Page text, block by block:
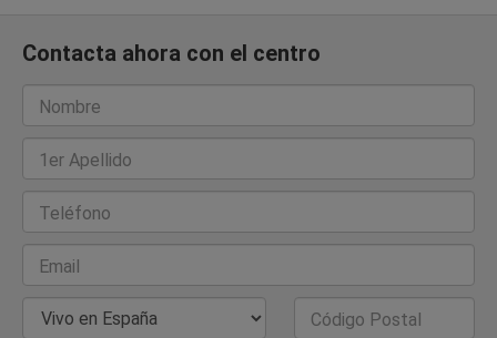
Contacta ahora con el centro
Nombre
1er Apellido
Teléfono
Email
País de Residencia Código Postal